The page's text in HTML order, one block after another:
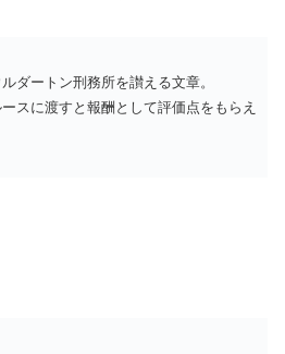
ダートン刑務所を讃える文章。
スに渡すと報酬として評価点をもらえ